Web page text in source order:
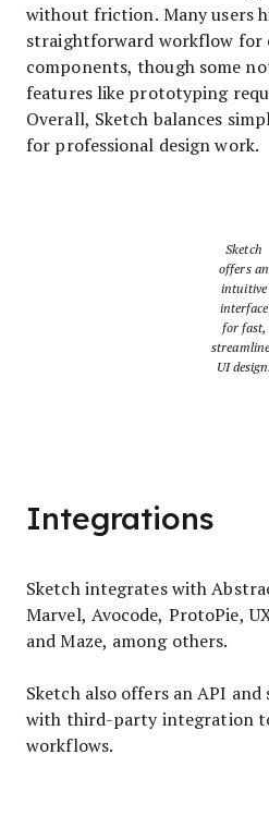
without friction. Many users
straightforward workflow for
components, though some
features like prototyping
Overall, Sketch balances
for professional design work.
Sketch
offers an
intuitive
interface
for fast,
UI design.
Integrations
Sketch integrates with
Marvel, Avocode, ProtoPie,
and Maze, among others.
Sketch also offers an API
with third-party integration
workflows.